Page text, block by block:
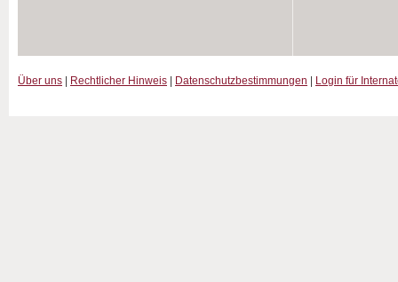
Über uns Rechtlicher Hinweis Datenschutzbestimmungen Login für